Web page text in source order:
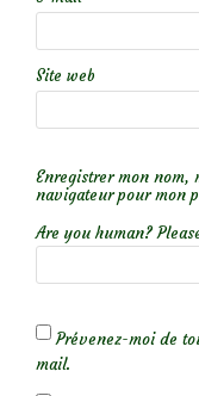
Site web
Enregistrer mon nom,
navigateur pour mon
Are you human?
Prévenez-moi de
mail.